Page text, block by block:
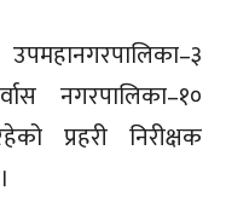
नगरपालिका–१०
प्रहरी निरीक्षक